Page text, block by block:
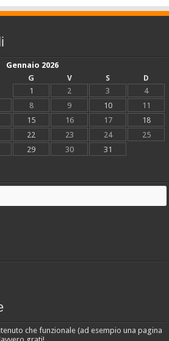
Gennaio 2026
G V S
D
1
2 3
4
8 9 10
11
15 16 17
18
22 23 24
25
29 30
31
che funzionale (ad esempio una pagina